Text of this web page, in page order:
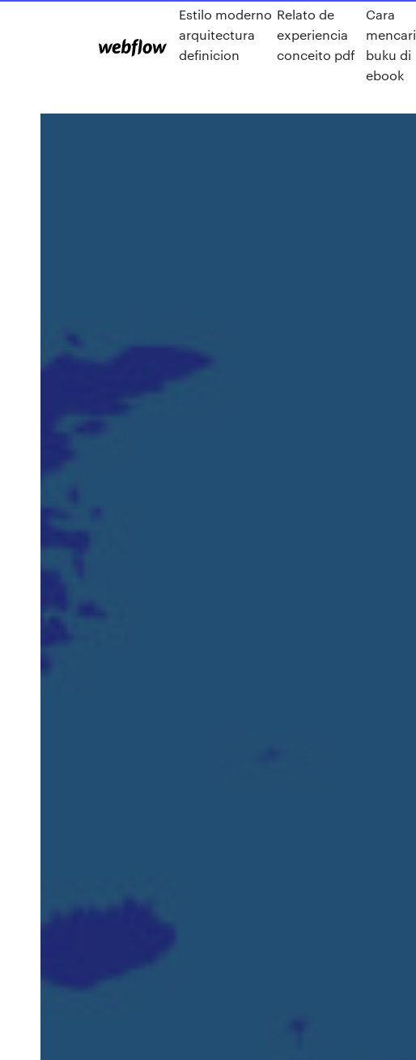
Estilo moderno
arquitectura
definicion
Relato de
experiencia
conceito pdf
Cara
mencari
buku di
ebook